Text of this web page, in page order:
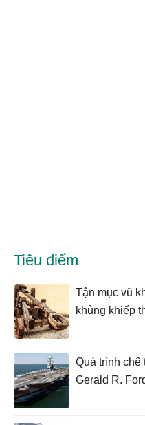
Tiêu điểm
Tận mục vũ
khủng khiếp
Quá trình chế
Gerald R.